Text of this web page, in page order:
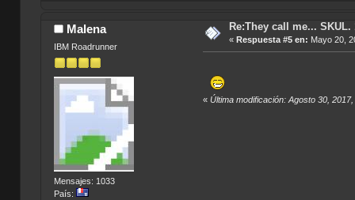
Malena
IBM Roadrunner
Mensajes: 1033
País:
Re:They call me... SKUL.
« Respuesta #5 en: Mayo 20,
«Última modificación: Agosto 30,